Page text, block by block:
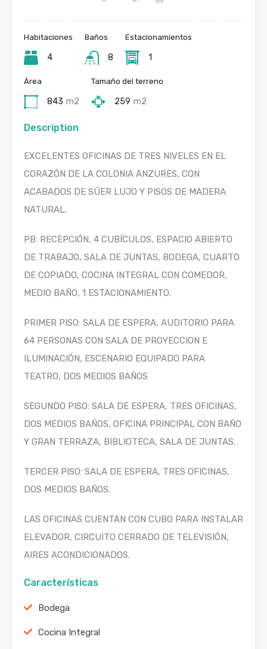
Habitaciones
4
Baños
8
Estacionamientos
1
Área
843 m2
Tamaño del terreno
259 m2
Description
EXCELENTES OFICINAS DE TRES NIVELES EN EL
CORAZÓN DE LA COLONIA ANZURES, CON
ACABADOS DE SÚER LUJO Y PISOS DE MADERA
NATURAL.
PB: RECEPCIÓN, 4 CUBÍCULOS, ESPACIO ABIERTO
DE TRABAJO, SALA DE JUNTAS, BODEGA, CUARTO
DE COPIADO, COCINA INTEGRAL CON COMEDOR,
MEDIO BAÑO, 1 ESTACIONAMIENTO.
PRIMER PISO: SALA DE ESPERA, AUDITORIO PARA
64 PERSONAS CON SALA DE PROYECCION E
ILUMINACIÓN, ESCENARIO EQUIPADO PARA
TEATRO, DOS MEDIOS BAÑOS
SEGUNDO PISO: SALA DE ESPERA, TRES OFICINAS,
DOS MEDIOS BAÑOS, OFICINA PRINCIPAL CON BAÑO
Y GRAN TERRAZA, BIBLIOTECA, SALA DE JUNTAS.
TERCER PISO: SALA DE ESPERA, TRES OFICINAS,
DOS MEDIOS BAÑOS.
LAS OFICINAS CUENTAN CON CUBO PARA INSTALAR
ELEVADOR, CIRCUITO CERRADO DE TELEVISIÓN,
AIRES ACONDICIONADOS.
Características
Bodega
Cocina Integral